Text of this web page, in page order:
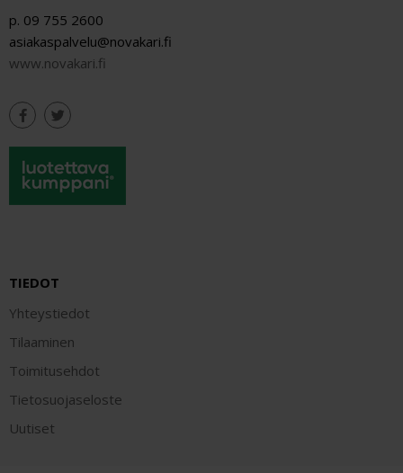
p. 09 755 2600
asiakaspalvelu@novakari.fi
www.novakari.fi
TIEDOT
Yhteystiedot
Tilaaminen
Toimitusehdot
Tietosuojaseloste
Uutiset